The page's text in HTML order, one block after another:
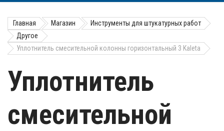
Главная Магазин
Инструменты для штукатурных работ
Другое
Уплотнитель смесительной колонны горизонтальный 3 Kaleta
Уплотнитель
смесительной